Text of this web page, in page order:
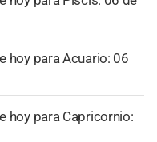
hoy para Acuario: 06
hoy para Capricornio: